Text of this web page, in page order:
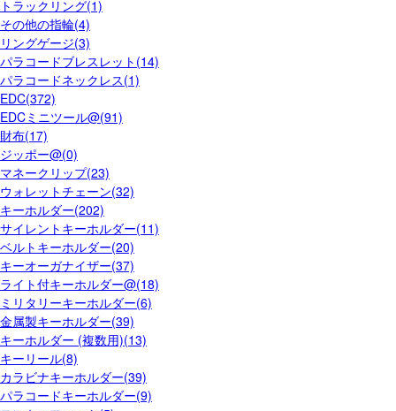
トラックリング(1)
その他の指輪(4)
リングゲージ(3)
パラコードブレスレット(14)
パラコードネックレス(1)
EDC(372)
EDCミニツール@(91)
財布(17)
ジッポー@(0)
マネークリップ(23)
ウォレットチェーン(32)
キーホルダー(202)
サイレントキーホルダー(11)
ベルトキーホルダー(20)
キーオーガナイザー(37)
ライト付キーホルダー@(18)
ミリタリーキーホルダー(6)
金属製キーホルダー(39)
キーホルダー (複数用)(13)
キーリール(8)
カラビナキーホルダー(39)
パラコードキーホルダー(9)